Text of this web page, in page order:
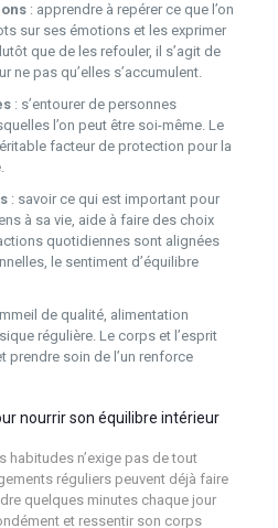
: apprendre à repérer ce que l’on
sur ses émotions et les exprimer
que de les refouler, il s’agit de
ne pas qu’elles s’accumulent.
: s’entourer de personnes
l’on peut être soi-même. Le
facteur de protection pour la
: savoir ce qui est important pour
à sa vie, aide à faire des choix
quotidiennes sont alignées
le sentiment d’équilibre
de qualité, alimentation
régulière. Le corps et l’esprit
prendre soin de l’un renforce
nourrir son équilibre intérieur
habitudes n’exige pas de tout
réguliers peuvent déjà faire
quelques minutes chaque jour
et ressentir son corps